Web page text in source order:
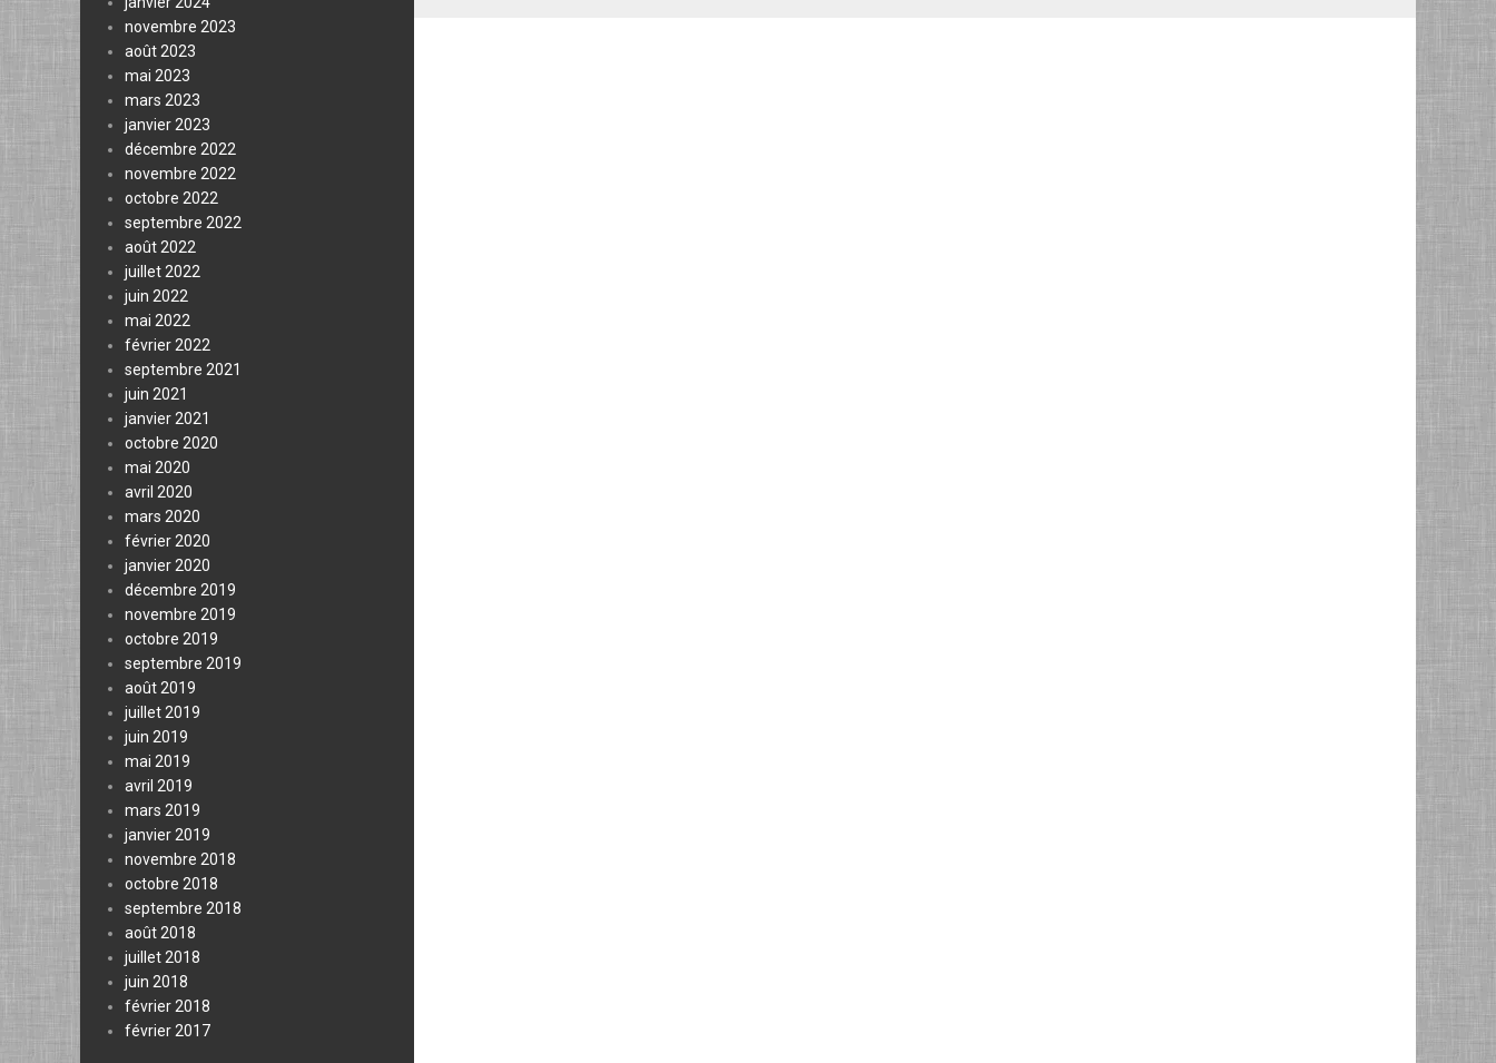
novembre 2023
août 2023
mai 2023
mars 2023
janvier 2023
décembre 2022
novembre 2022
octobre 2022
septembre 2022
août 2022
juillet 2022
juin 2022
mai 2022
février 2022
septembre 2021
juin 2021
janvier 2021
octobre 2020
mai 2020
avril 2020
mars 2020
février 2020
janvier 2020
décembre 2019
novembre 2019
octobre 2019
septembre 2019
août 2019
juillet 2019
juin 2019
mai 2019
avril 2019
mars 2019
janvier 2019
novembre 2018
octobre 2018
septembre 2018
août 2018
juillet 2018
juin 2018
février 2018
février 2017